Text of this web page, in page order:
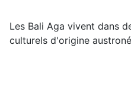
Les Bali Aga vivent dans
culturels d'origine